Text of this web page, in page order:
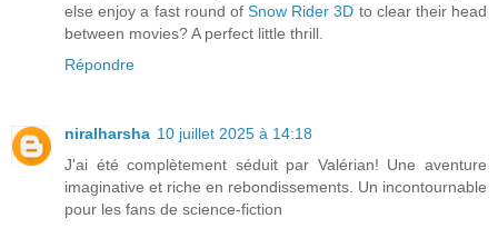
else enjoy a fast round of Snow Rider 3D to clear their head
between movies? A perfect little thrill.
Répondre
niralharsha 10 juillet 2025 à 14:18
J'ai été complètement séduit par Valérian! Une aventure
imaginative et riche en rebondissements. Un incontournable
pour les fans de science-fiction